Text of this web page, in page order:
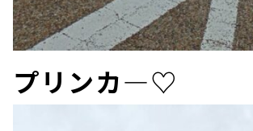
プリンカ―♡